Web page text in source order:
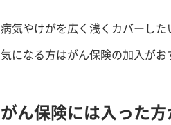
病気やけがを広く浅くカバーし
気になる方はがん保険の加入がお
がん保険には入った方